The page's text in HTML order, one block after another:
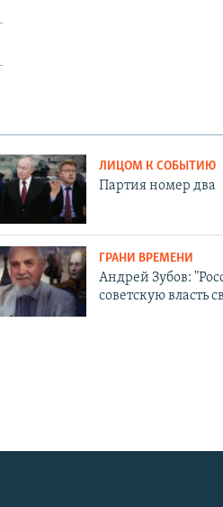
ЛИЦОМ К СОБЫТИЮ
Партия номер два
ГРАНИ ВРЕМЕНИ
Андрей Зубов:
советскую власть